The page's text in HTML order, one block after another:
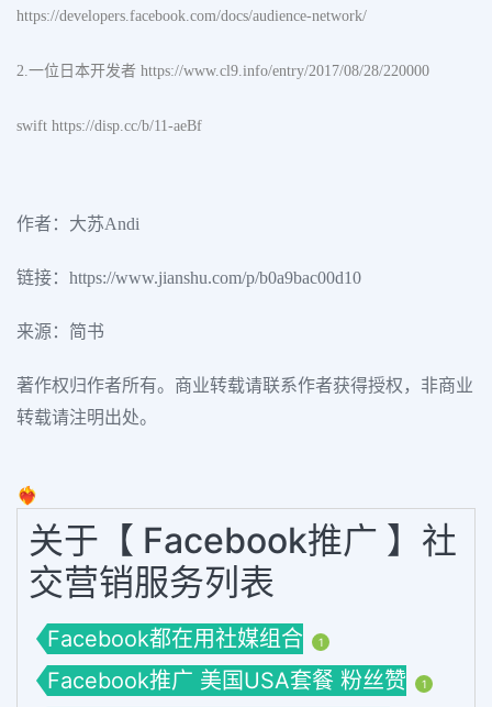
https://developers.facebook.com/docs/audience-network/
2.一位日本开发者 https://www.cl9.info/entry/2017/08/28/220000
swift https://disp.cc/b/11-aeBf
作者：大苏Andi
链接：https://www.jianshu.com/p/b0a9bac00d10
来源：简书
著作权归作者所有。商业转载请联系作者获得授权，非商业
转载请注明出处。
❤️‍🔥
关于【 Facebook推广 】社
交营销服务列表
Facebook都在用社媒组合 1
Facebook推广 美国USA套餐 粉丝赞 1